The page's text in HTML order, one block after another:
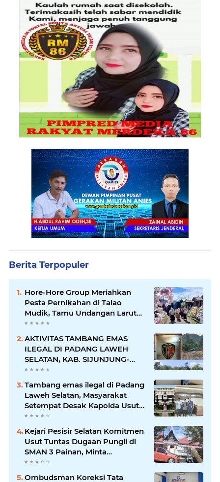
Berita Terpopuler
Hore-Hore Group Meriahkan
Pesta Pernikahan di Talao
Mudik, Tamu Undangan Larut
dalam Suasana Penuh
AKTIVITAS TAMBANG EMAS
ILEGAL DI PADANG LAWEH
SELATAN, KAB. SIJUNJUNG-
SUMBAR SEMAKIN
MERAJALELA
Tambang emas ilegal di Padang
Laweh Selatan, Masyarakat
Setempat Desak Kapolda Usut
Tuntas
Kejari Pesisir Selatan Komitmen
Usut Tuntas Dugaan Pungli di
SMAN 3 Painan, Minta
Inspektorat Sumbar Lakukan
Pemeriksaan
Ombudsman Koreksi Tata